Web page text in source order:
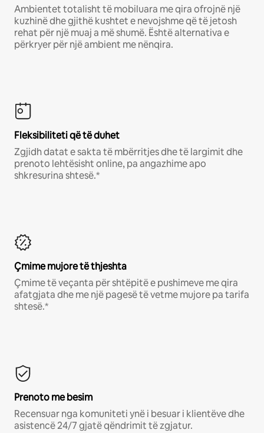
Ambientet totalisht të mobiluara me qira ofrojnë një
kuzhinë dhe gjithë kushtet e nevojshme që të jetosh
rehat për një muaj a më shumë. Është alternativa e
përkryer për një ambient me nënqira.
Fleksibiliteti që të duhet
Zgjidh datat e sakta të mbërritjes dhe të largimit dhe
prenoto lehtësisht online, pa angazhime apo
shkresurina shtesë.*
Çmime mujore të thjeshta
Çmime të veçanta për shtëpitë e pushimeve me qira
afatgjata dhe me një pagesë të vetme mujore pa tarifa
shtesë.*
Prenoto me besim
Recensuar nga komuniteti ynë i besuar i klientëve dhe
asistencë 24/7 gjatë qëndrimit të zgjatur.